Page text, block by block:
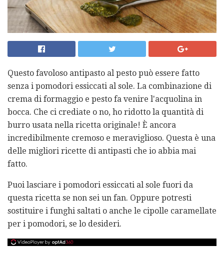
Questo favoloso antipasto al pesto può essere fatto
senza i pomodori essiccati al sole. La combinazione di
crema di formaggio e pesto fa venire l'acquolina in
bocca. Che ci crediate o no, ho ridotto la quantità di
burro usata nella ricetta originale! È ancora
incredibilmente cremoso e meraviglioso. Questa è una
delle migliori ricette di antipasti che io abbia mai
fatto.
Puoi lasciare i pomodori essiccati al sole fuori da
questa ricetta se non sei un fan. Oppure potresti
sostituire i funghi saltati o anche le cipolle caramellate
per i pomodori, se lo desideri.